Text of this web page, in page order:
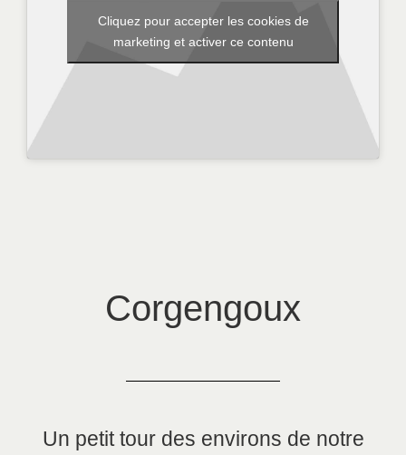
Cliquez pour accepter les cookies de
marketing et activer ce contenu
Corgengoux
Un petit tour des environs de notre